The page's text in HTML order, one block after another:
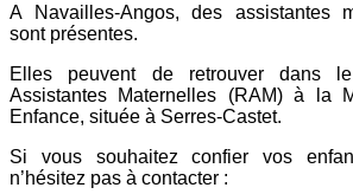
A Navailles-Angos, des assistantes
sont présentes.
Elles peuvent de retrouver dans
Assistantes Maternelles (RAM) à la
Enfance, située à Serres-Castet.
Si vous souhaitez confier vos
n’hésitez pas à contacter :